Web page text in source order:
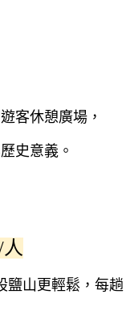
客休憩廣場，
史意義。
鹽山更輕鬆，每趟